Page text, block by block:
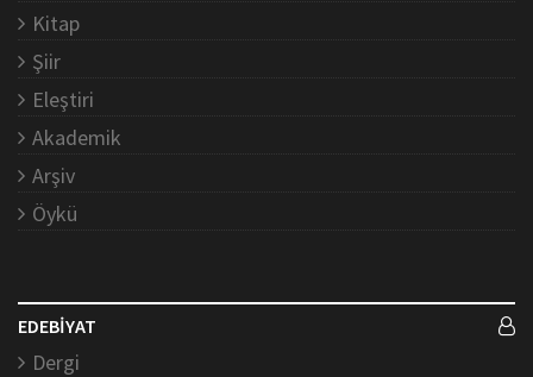
Kitap
Şiir
Eleştiri
Akademik
Arşiv
Öykü
EDEBİYAT
Dergi